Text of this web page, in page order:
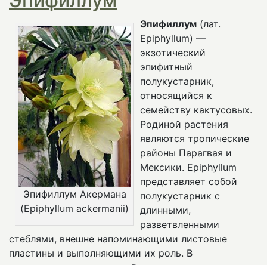
Эпифиллум Акермана
(Epiphyllum ackermanii)
Эпифиллум (лат.
Epiphyllum) —
экзотический
эпифитный
полукустарник,
относящийся к
семейству кактусовых.
Родиной растения
являются тропические
районы Парагвая и
Мексики. Epiphyllum
представляет собой
полукустарник с
длинными,
разветвленными
стеблями, внешне напоминающими листовые
пластины и выполняющими их роль. В